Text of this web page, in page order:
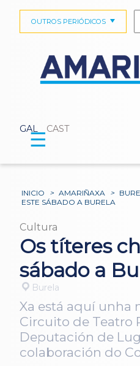
GAL CAST
OUTROS PERIÓDICOS
☰
INICIO > AMARIÑAXA >
ESTE SÁBADO A BURELA
Cultura
Os títeres
sábado a
Burela
Xa está aquí unha
Circuito de Teatro
Deputación de
colaboración do